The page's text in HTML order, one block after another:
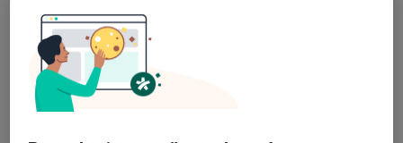
Dostupnost
Na této adrese online kalendář není aktivní
Co mám v takové situaci udělat?
Způsoby platby (soukromé návštěvy)